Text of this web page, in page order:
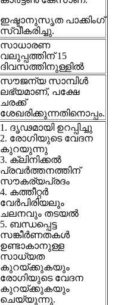
ഇഷ്ടാനുസൃത പാക്കിംഗ്
സ്വീകരിച്ചു.
സാധാരണ
വലുപ്പത്തിന് 15
ദിവസത്തിനുള്ളിൽ
സൗജന്യ സാമ്പിൾ
ലഭ്യമാണ്, പക്ഷേ
ചരക്ക്
ശേഖരിക്കുന്നതിനൊപ്പം.
1. ദൃഢമായി ഉറപ്പിച്ചു
2. രോഗിയുടെ വേദന
കുറയുന്നു
3. ക്ലിനിക്കൽ
പ്രവർത്തനത്തിന്
സൗകര്യപ്രദം
4. കത്തീറ്റർ
വേർപിരിയലും
ചലനവും തടയൽ
5. ബന്ധപ്പെട്ട
സങ്കീർണതകൾ
ഉണ്ടാകാനുള്ള
സാധ്യത
കുറയ്ക്കുകയും
രോഗിയുടെ വേദന
കുറയ്ക്കുകയും
ചെയ്യുന്നു.